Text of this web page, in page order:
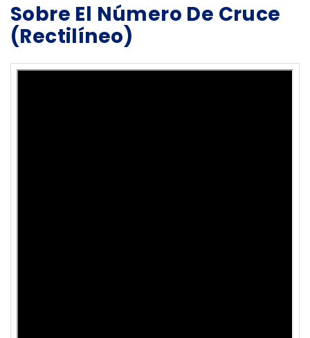
Sobre El Número De Cruce
(rectilíneo)